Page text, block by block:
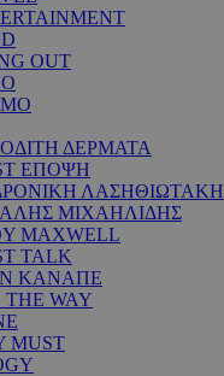
OUT
ΔΕΡΜΑΤΑ
ΕΠΟΨΗ
ΛΑΣΗΘΙΩΤΑΚΗ
ΜΙΧΑΗΛΙΔΗΣ
MAXWELL
TALK
ΚΑΝΑΠΕ
THE WAY
MUST